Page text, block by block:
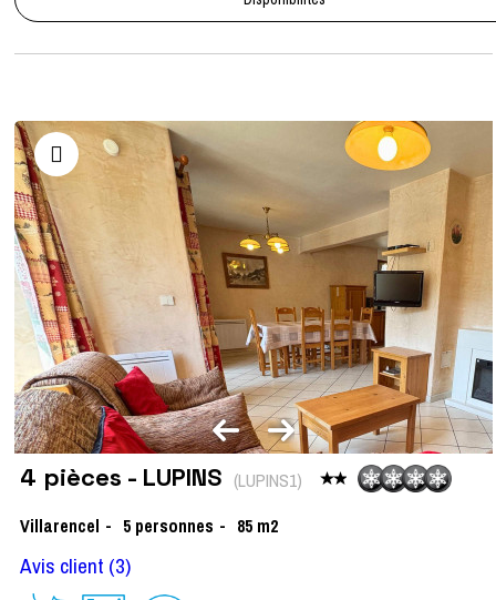
4 pièces - LUPINS (LUPINS1)
Villarencel
5 personnes 85 m2
Avis client (3)